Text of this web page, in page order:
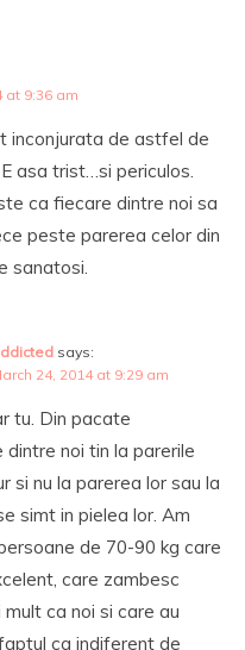
at 9:36 am
inconjurata de astfel de
asa trist…si periculos.
ca fiecare dintre noi sa
peste parerea celor din
sanatosi.
says:
24, 2014 at 9:29 am
tu. Din pacate
noi tin la parerile
si nu la parerea lor sau la
simt in pielea lor. Am
de 70-90 kg care
care zambesc
ca noi si care au
ca indiferent de